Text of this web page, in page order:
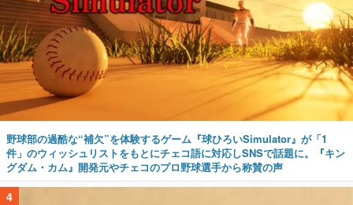
野球部の過酷な“補欠”を体験するゲーム『球ひろいSimulator』が「1
件」のウィッシュリストをもとにチェコ語に対応しSNSで話題に。『キン
グダム・カム』開発元やチェコのプロ野球選手から称賛の声
4